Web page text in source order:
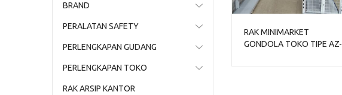
RAK MINIMARKET
GONDOLA TOKO TIPE AZ-
BRAND
PERALATAN SAFETY
PERLENGKAPAN GUDANG
PERLENGKAPAN TOKO
RAK ARSIP KANTOR